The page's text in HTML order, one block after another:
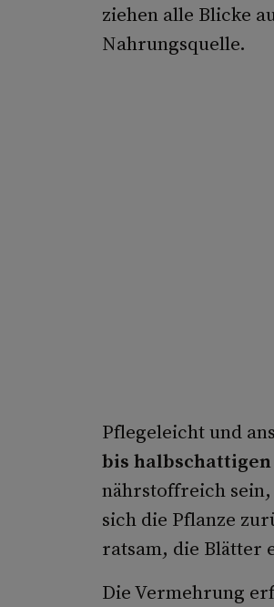
ziehen alle Blicke
Nahrungsquelle.
Pflegeleicht und
bis
nährstoffreich
sich die Pflanze
ratsam, die Blätter
Die Vermehrung